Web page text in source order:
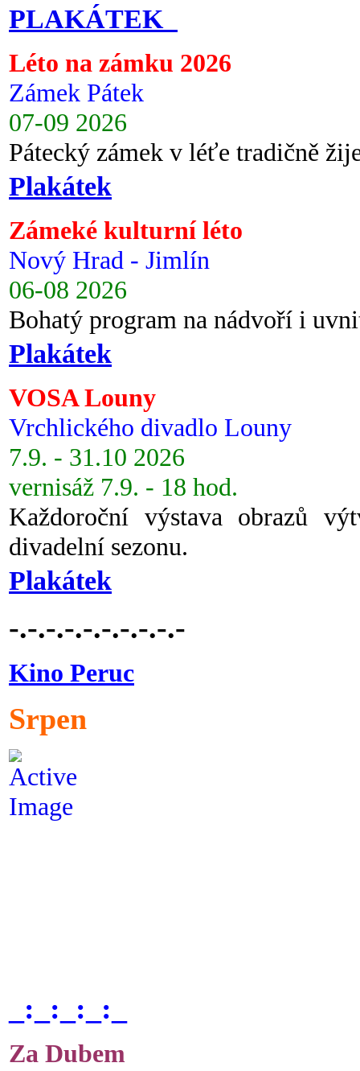
PLAKÁTEK
Léto na zámku 2026
Zámek Pátek
07-09 2026
Pátecký zámek v léťe tradičně
Plakátek
Zámeké kulturní léto
Nový Hrad - Jimlín
06-08 2026
Bohatý program na nádvoří i
Plakátek
VOSA Louny
Vrchlického divadlo Louny
7.9. - 31.10 2026
vernisáž 7.9. - 18 hod.
Každoroční výstava obrazů
divadelní sezonu.
Plakátek
-.-.-.-.-.-.-.-.-.-
Kino Peruc
Srpen
_:_:_:_:_
Za Dubem